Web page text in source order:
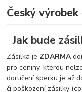
Český
Jak bude
Zásilka je ZDARMA
pro ceniny, kterou
doručení šperku je až
či poškození zásilky